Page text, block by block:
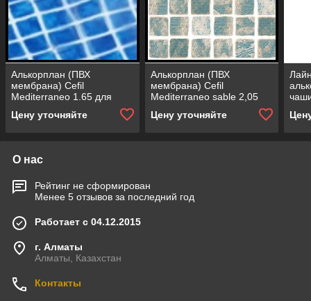
Алькорплан (ПВХ
мембрана) Cefil
Mediterraneo 1.65 для
(мозаика)
Цену уточняйте
Алькорплан (ПВХ
мембрана) Cefil
Mediterraneo sable 2,05
(мозаика
Цену уточняйте
О нас
Рейтинг не сформирован
Менее 5 отзывов за последний год
Работает с 04.12.2015
г. Алматы
Алматы, Казахстан
Контакты